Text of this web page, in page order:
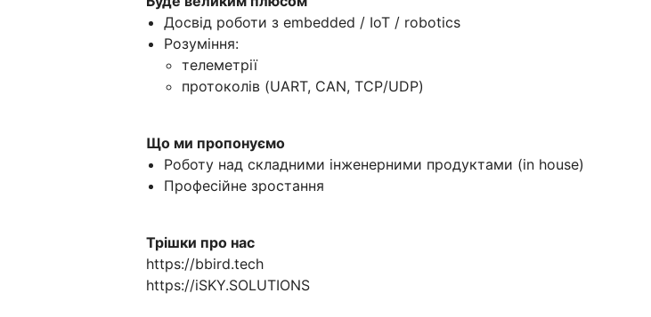
Досвід роботи з embedded / IoT / robotics
Розуміння:
телеметрії
протоколів (UART, CAN, TCP/UDP)
Що ми пропонуємо
Роботу над складними інженерними продуктами (in house)
Професійне зростання
Трішки про нас
https://bbird.tech
https://iSKY.SOLUTIONS